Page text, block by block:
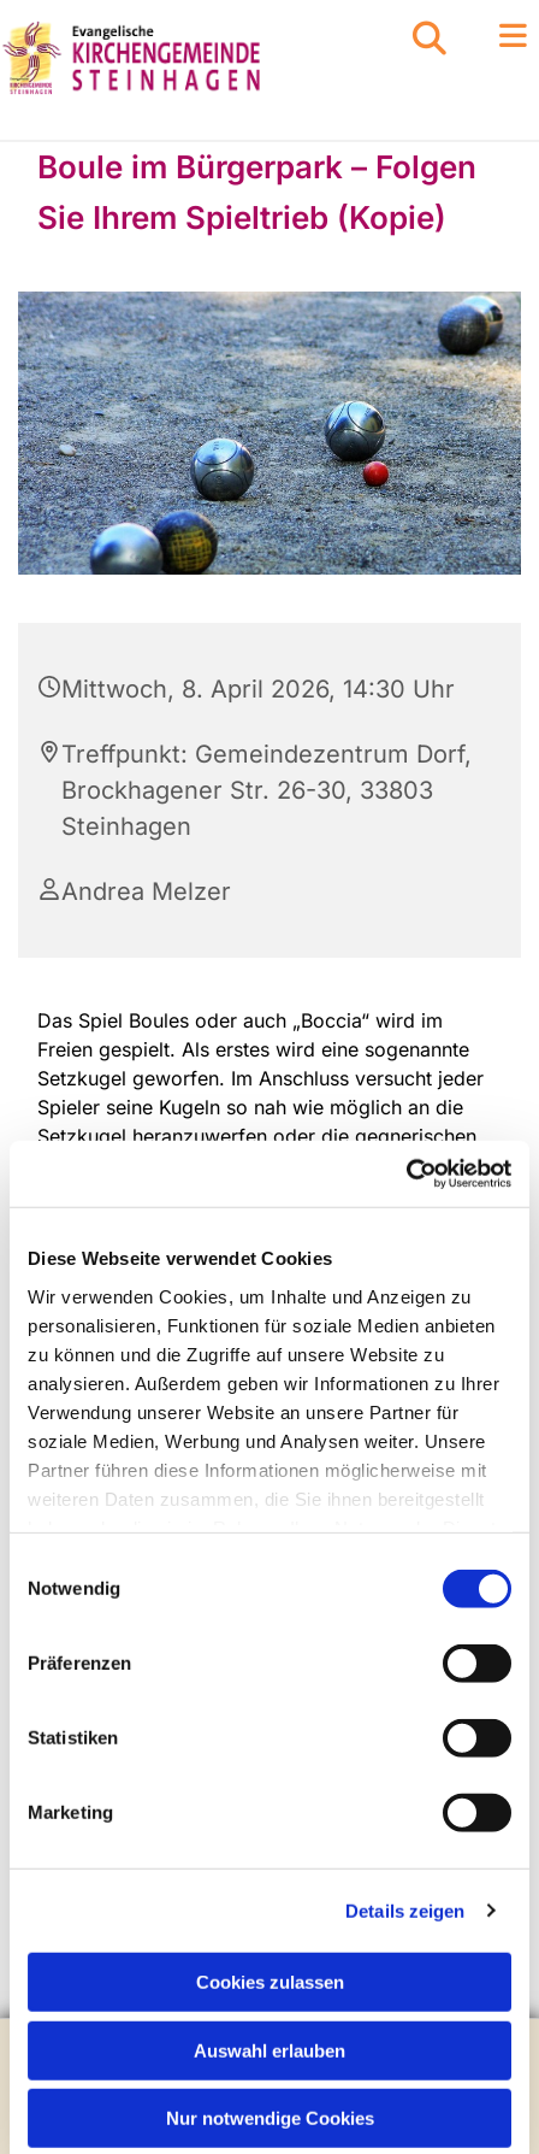
Diese Webseite verwendet Cookies
Wir verwenden Cookies, um Inhalte und Anzeigen zu
personalisieren, Funktionen für soziale Medien anbieten
zu können und die Zugriffe auf unsere Website zu
analysieren. Außerdem geben wir Informationen zu Ihrer
Verwendung unserer Website an unsere Partner für
soziale Medien, Werbung und Analysen weiter. Unsere
Partner führen diese Informationen möglicherweise mit
weiteren Daten zusammen, die Sie ihnen bereitgestellt
Notwendig
Präferenzen
Statistiken
Marketing
Details zeigen
Cookies zulassen
Auswahl erlauben
Nur notwendige Cookies
Boule im Bürgerpark – Folgen
Sie Ihrem Spieltrieb (Kopie)
Mittwoch, 8. April 2026, 14:30 Uhr
Treffpunkt: Gemeindezentrum Dorf,
Brockhagener Str. 26-30, 33803
Steinhagen
Andrea Melzer
Das Spiel Boules oder auch „Boccia“ wird im
Freien gespielt. Als erstes wird eine sogenannte
Setzkugel geworfen. Im Anschluss versucht jeder
Spieler seine Kugeln so nah wie möglich an die
Setzkugel heranzuwerfen oder die gegnerischen
Kugeln weiter davon wegzustoßen. Nach einem
vorgegebenen System werden Punkte vergeben.
drinnen, im Haus der Begegnung. Alle Spielorte
aus! Spielen begeistert und hält jung!
jeden Mittwoch ab 14:30 Uhr, ab März 2025
Treffpunkt am Haus der Begegnung
Informationen erhalten Sie bei Herr Siegfried
Goldbeck, Tel.: 0170 / 95 51 662 und Frau Andrea
Melzer 0171 / 80 35 028
Evangelische Kirchengemeinde Steinhagen
Brockhagener Straße 28 | 33803 Steinhagen
0 52 04 / 36 28
Mail: